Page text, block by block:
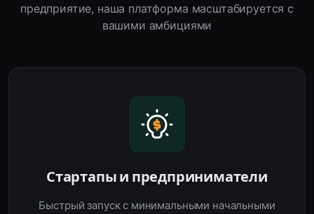
предприятие, наша платформа масштабируется с
вашими амбициями
Стартапы и предприниматели
Быстрый запуск с минимальными начальными